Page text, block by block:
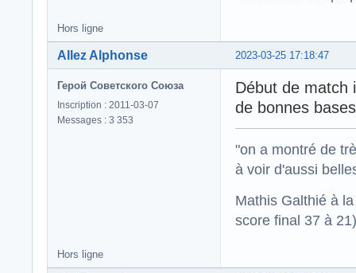
Hors ligne
2023-03-25 17:18:47
Allez Alphonse
Герой Советского Союза
Inscription : 2011-03-07
Messages : 3 353
Début de match
de bonnes
"on a montré de
à voir d'aussi
Mathis Galthié à
score final 37 à 21)
Hors ligne